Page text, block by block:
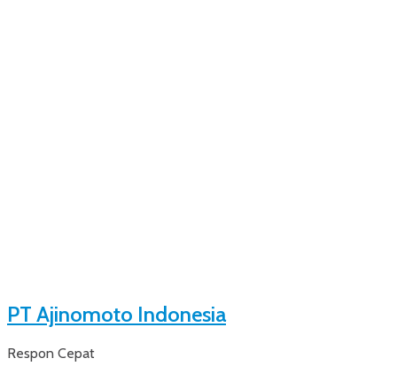
PT Ajinomoto Indonesia
Respon Cepat